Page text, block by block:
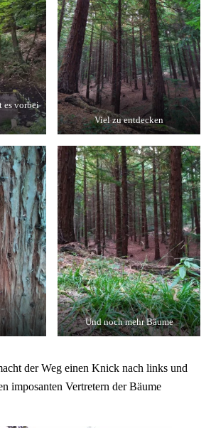
es vorbei
Viel zu entdecken
Und noch mehr Bäume
der Weg einen Knick nach links und
imposanten Vertretern der Bäume